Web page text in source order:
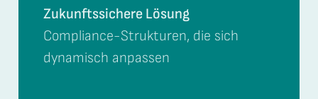
Unabhängige Compliance-
Kompetenz
Professionelle 2LOD-Funktion ohne